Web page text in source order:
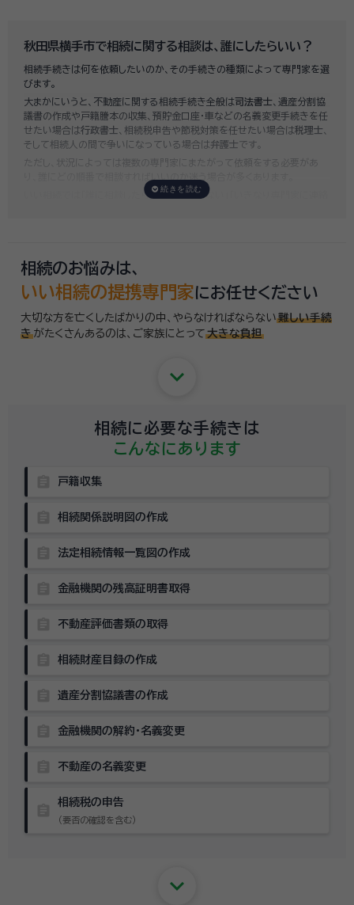
せると100万円近くかそれ以上費用がかかってしまう場合もあるなど、非
いい相続では、お客様ごとに必要な相続手続きを明らかにし、無料で見積
もり をお出ししております。予算に合わせてご自身で対応できないものの
み依頼することも可能ですので、まずはお気軽にご相談ください。
秋田県横手市で相続に関する相談は、誰にしたらいい？
相続手続きは何を依頼したいのか、その手続きの種類によって専門家を選
びます。
大まかにいうと、不動産に関する相続手続き全般は司法書士 、遺産分割協
議書の作成や戸籍謄本の収集、預貯金口座・車などの名義変更手続きを任
せたい場合は行政書士 、相続税申告や節税対策を任せたい場合は税理士
そして相続人の間で争いになっている場合は弁護士です。
ただし、状況によっては複数の専門家にまたがって依頼をする必要があ
いい相続では「誰に相談したらいいかわからない」「いきなり専門家に連絡
相続のお悩みは、
いい相続の提携専門家にお任せください
大切な方を亡くしたばかりの中、やらなければならない 難しい手続
き がたくさんあるのは、 ご家族にとって 大きな負担
keyboard_arrow_down
相続に必要な手続きは
こんなにあります
戸籍収集
相続関係説明図の作成
法定相続情報一覧図の作成
金融機関の残高証明書取得
不動産評価書類の取得
相続財産目録の作成
遺産分割協議書の作成
金融機関の解約・名義変更
不動産の名義変更
相続税の申告
（要否の確認を含む）
keyboard_arrow_down